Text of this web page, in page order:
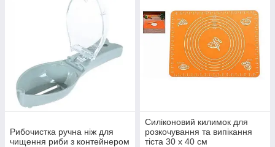
Рибочистка ручна ніж для
чищення риби з контейнером
Силіконовий килимок для
розкочування та випікання
тіста 30 х 40 см